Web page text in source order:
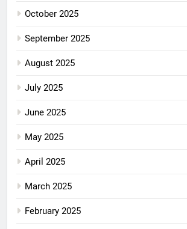
October 2025
September 2025
August 2025
July 2025
June 2025
May 2025
April 2025
March 2025
February 2025